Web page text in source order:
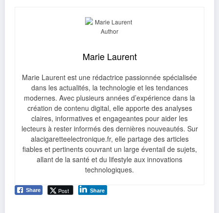
Marie Laurent
Marie Laurent est une rédactrice passionnée spécialisée
dans les actualités, la technologie et les tendances
modernes. Avec plusieurs années d’expérience dans la
création de contenu digital, elle apporte des analyses
claires, informatives et engageantes pour aider les
lecteurs à rester informés des dernières nouveautés. Sur
alacigaretteelectronique.fr, elle partage des articles
fiables et pertinents couvrant un large éventail de sujets,
allant de la santé et du lifestyle aux innovations
technologiques.
Share Post Share